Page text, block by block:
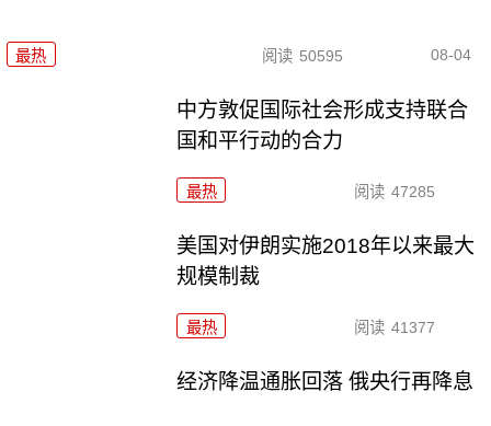
最热 阅读 50595 08-04
中方敦促国际社会形成支持联合
国和平行动的合力
最热 阅读 47285
美国对伊朗实施2018年以来最大
规模制裁
最热 阅读 41377
经济降温通胀回落 俄央行再降息